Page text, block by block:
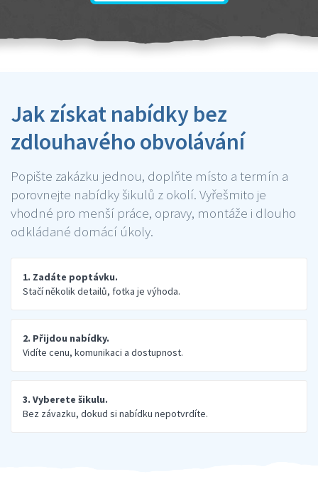
Jak získat nabídky bez
zdlouhavého obvolávání
Popište zakázku jednou, doplňte místo a termín a
porovnejte nabídky šikulů z okolí. Vyřešmito je
vhodné pro menší práce, opravy, montáže i dlouho
odkládané domácí úkoly.
1. Zadáte poptávku.
Stačí několik detailů, fotka je výhoda.
2. Přijdou nabídky.
Vidíte cenu, komunikaci a dostupnost.
3. Vyberete šikulu.
Bez závazku, dokud si nabídku nepotvrdíte.